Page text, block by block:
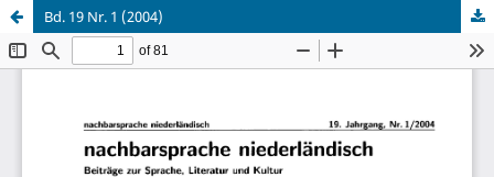
Bd. 19 Nr. 1 (2004)